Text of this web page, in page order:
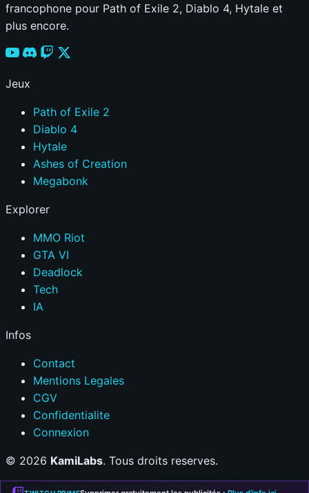
francophone pour Path of Exile 2, Diablo 4, Hytale et
plus encore.
Jeux
Path of Exile 2
Diablo 4
Hytale
Ashes of Creation
Megabonk
Explorer
MMO Riot
GTA VI
Deadlock
Tech
IA
Infos
Contact
Mentions Legales
CGV
Confidentialite
Connexion
© 2026 KamiLabs. Tous droits reserves.
Fait avec❤pour la communaute gaming